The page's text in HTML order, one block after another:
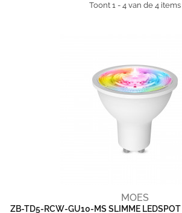
Toont 1 - 4 van de 4 items
MOES
ZB-TD5-RCW-GU10-MS SLIMME